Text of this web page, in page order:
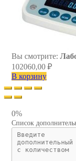
Вы смотрите:
102060,00 ₽
В корзину
0%
Список